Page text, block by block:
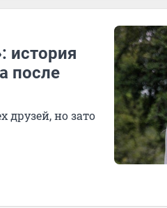
история
после
друзей, но зато